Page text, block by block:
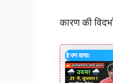
कारण की
हे पण वाचा: